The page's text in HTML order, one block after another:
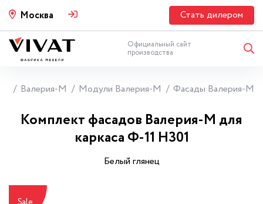
Москва Стать дилером
Официальный сайт
производства
Валерия-М Модули Валерия-М Фасады Валерия-М
Комплект фасадов Валерия-М для
каркаса Ф-11 Н301
Белый глянец